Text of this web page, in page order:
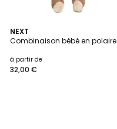
NEXT
Combinaison bébé en polaire
à partir de
32,00 €